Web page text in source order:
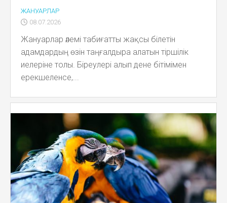
ЖАНУАРЛАР
08.07.2026
Жануарлар әлемі табиғатты жақсы білетін
адамдардың өзін таңғалдыра алатын тіршілік
иелеріне толы. Біреулері алып дене бітімімен
ерекшеленсе,...